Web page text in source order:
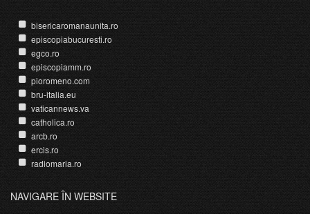
bisericaromanaunita.ro
episcopiabucuresti.ro
egco.ro
episcopiamm.ro
pioromeno.com
bru-italia.eu
vaticannews.va
catholica.ro
arcb.ro
ercis.ro
radiomaria.ro
NAVIGARE ÎN WEBSITE